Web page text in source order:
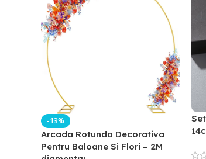
-13%
Arcada Rotunda Decorativa
Pentru Baloane Si Flori – 2M